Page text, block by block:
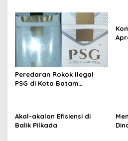
Terungkap
Peredaran Rokok Ilegal
PSG di Kota Batam
Akal-akalan Efisiensi di
Balik Pilkada